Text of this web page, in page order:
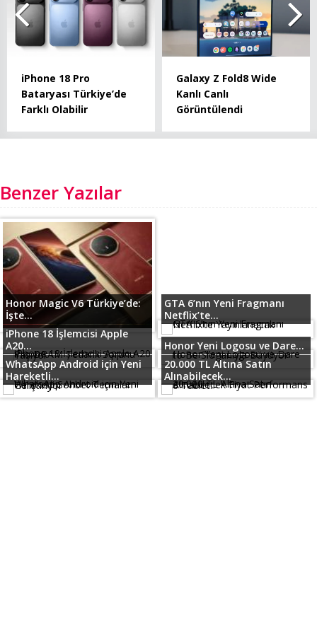
iPhone 18 Pro
Bataryası Türkiye’de
Farklı Olabilir
Galaxy Z Fold8 Wide
Kanlı Canlı
Görüntülendi
Benzer Yazılar
Honor Magic V6 Türkiye’de:
İşte...
GTA 6’nın Yeni Fragmanı
Netflix’te...
iPhone 18 İşlemcisi Apple
A20...
Honor Yeni Logosu ve Dare...
WhatsApp Android için Yeni
Hareketli...
20.000 TL Altına Satın
Alınabilecek...